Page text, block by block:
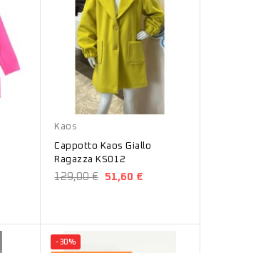
Giallo
Kaos
Cappotto Kaos Giallo
Ragazza KS012
129,00 € 51,60 €
-30%